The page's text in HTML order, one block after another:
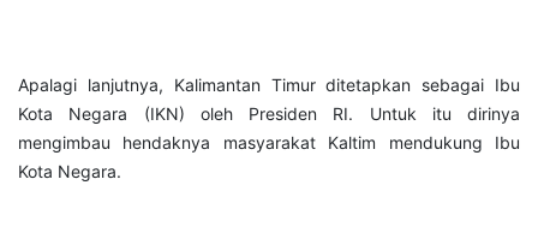
Apalagi lanjutnya, Kalimantan Timur ditetapkan sebagai Ibu
Kota Negara (IKN) oleh Presiden RI. Untuk itu dirinya
mengimbau hendaknya masyarakat Kaltim mendukung Ibu
Kota Negara.